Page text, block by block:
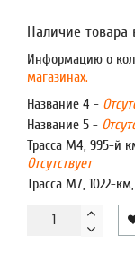
Наличие товара
Информацию о
магазинах.
Название 4 -
Название 5 -
Трасса М4, 995-й
Отсутствует
Трасса М7, 1022-